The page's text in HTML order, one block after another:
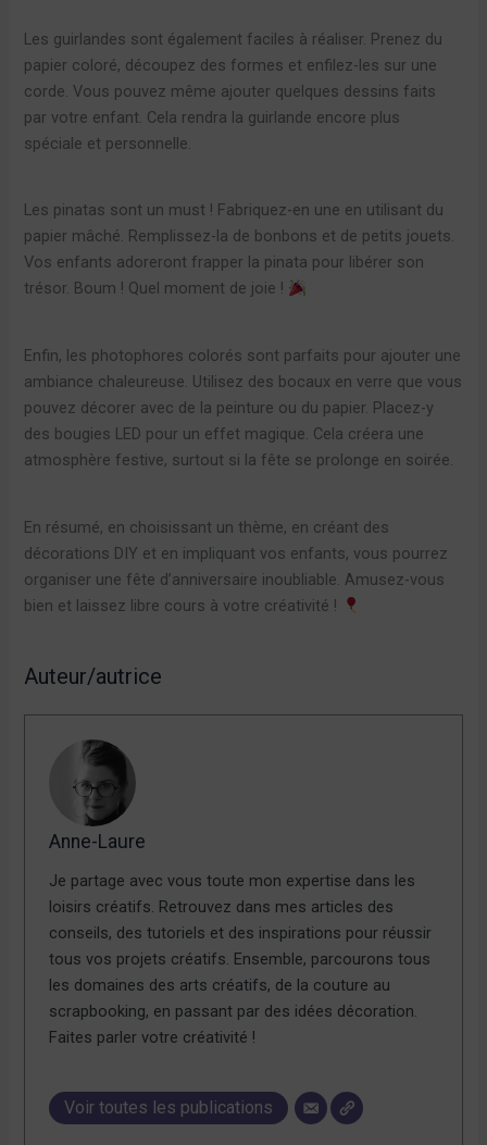
Les guirlandes sont également faciles à réaliser. Prenez du
papier coloré, découpez des formes et enfilez-les sur une
corde. Vous pouvez même ajouter quelques dessins faits
par votre enfant. Cela rendra la guirlande encore plus
spéciale et personnelle.
Les pinatas sont un must ! Fabriquez-en une en utilisant du
papier mâché. Remplissez-la de bonbons et de petits jouets.
Vos enfants adoreront frapper la pinata pour libérer son
trésor. Boum ! Quel moment de joie !
Enfin, les photophores colorés sont parfaits pour ajouter une
ambiance chaleureuse. Utilisez des bocaux en verre que vous
pouvez décorer avec de la peinture ou du papier. Placez-y
des bougies LED pour un effet magique. Cela créera une
atmosphère festive, surtout si la fête se prolonge en soirée.
En résumé, en choisissant un thème, en créant des
décorations DIY et en impliquant vos enfants, vous pourrez
organiser une fête d’anniversaire inoubliable. Amusez-vous
bien et laissez libre cours à votre créativité !
Auteur/autrice
Anne-Laure
Je partage avec vous toute mon expertise dans les
loisirs créatifs. Retrouvez dans mes articles des
conseils, des tutoriels et des inspirations pour réussir
tous vos projets créatifs. Ensemble, parcourons tous
les domaines des arts créatifs, de la couture au
scrapbooking, en passant par des idées décoration.
Faites parler votre créativité !
Voir toutes les publications